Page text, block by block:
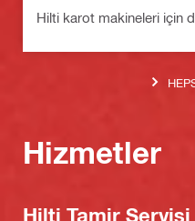
Hilti karot makineleri için
Hizmetler
Hilti Tamir Servisi